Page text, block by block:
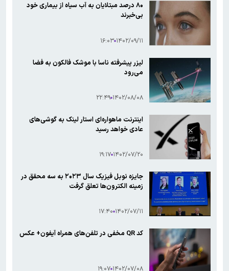
۸۰ درصد مبتلایان به آب سیاه از بیماری خود
بی‌خبرند
۱۴۰۲/۰۹/۱۱ ۱۶:۰۳
لیزر پیشرفته ناسا با موشک فالکون به فضا
می‌رود
۱۴۰۲/۰۸/۰۸ ۲۲:۴۹
اینترنت ماهواره‌ای استار لینک به گوشی‌های
عادی خواهد رسید
۱۴۰۲/۰۷/۲۰ ۱۹:۱۷
جایزه نوبل فیزیک سال ۲۰۲۳ به سه محقق در
زمینه الکترون‌ها تعلق گرفت
۱۴۰۲/۰۷/۱۱ ۱۷:۴۰
کد QR مخفی در تلفن‌های همراه آیفون+ عکس
۱۴۰۲/۰۷/۰۸ ۱۹:۰۷